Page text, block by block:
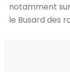
notamment
le Busard des